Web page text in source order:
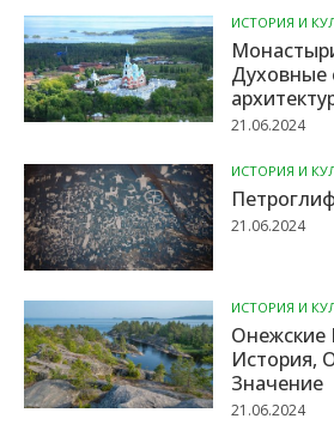
ИСТОРИЯ И
Духовные
21.06.2024
ИСТОРИЯ И
21.06.2024
ИСТОРИЯ И
Онежские
История,
Значение
21.06.2024